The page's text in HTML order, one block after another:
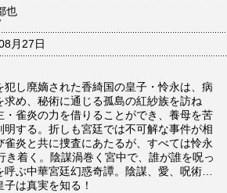
也
月27日
犯し廃嫡された香綺国の皇子・怜永は、病
求め、秘術に通じる孤島の紅紗族を訪ね
・雀炎の力を借りることができ、養母を苦
明する。折しも宮廷では不可解な事件が相
炎と共に捜査にあたるが、すべては怜永
き着く。陰謀渦巻く宮中で、誰が誰を呪っ
ぶ中華宮廷幻惑奇譚。陰謀、愛、呪術…
は真実を知る！